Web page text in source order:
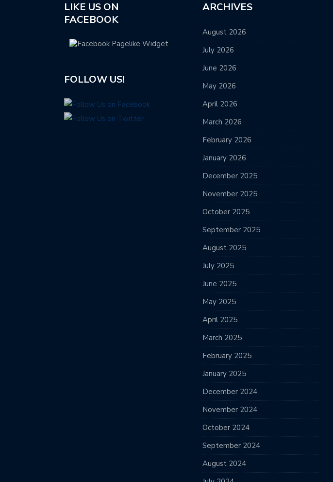
LIKE US ON
FACEBOOK
FOLLOW US!
ARCHIVES
August 2026
July 2026
June 2026
May 2026
April 2026
March 2026
February 2026
January 2026
December 2025
November 2025
October 2025
September 2025
August 2025
July 2025
June 2025
May 2025
April 2025
March 2025
February 2025
January 2025
December 2024
November 2024
October 2024
September 2024
August 2024